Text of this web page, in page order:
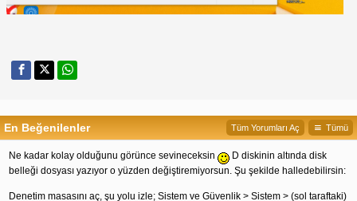
En Beğenilenler Tümü
Tüm Yorumları Aç
Ne kadar kolay olduğunu görünce sevineceksin
D diskinin altında disk
belleği dosyası yazıyor o yüzden değiştiremiyorsun. Şu şekilde halledebilirsin:
Denetim masasını aç, şu yolu izle; Sistem ve Güvenlik > Sistem > (sol taraftaki)